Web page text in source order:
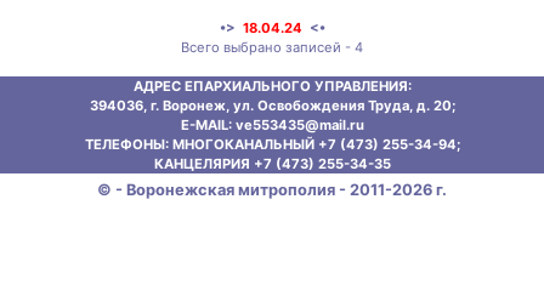
•> 18.04.24 <•
Всего выбрано записей - 4
АДРЕС ЕПАРХИАЛЬНОГО УПРАВЛЕНИЯ:
394036, г. Воронеж, ул. Освобождения Труда, д. 20;
E-MAIL: ve553435@mаil.ru
ТЕЛЕФОНЫ: МНОГОКАНАЛЬНЫЙ +7 (473) 255-34-94;
КАНЦЕЛЯРИЯ +7 (473) 255-34-35
© - Воронежская митрополия - 2011-2026 г.